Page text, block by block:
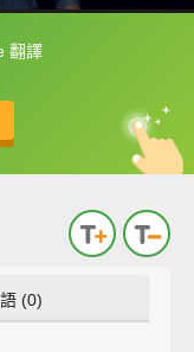
翻譯
字典喔！
中
英
(0)